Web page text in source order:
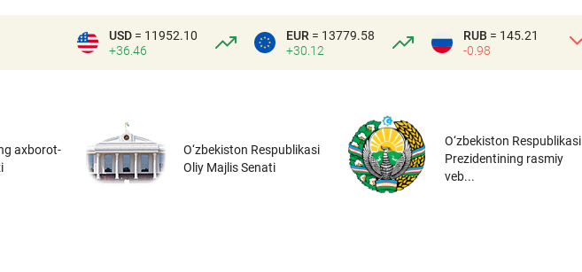
USD = 11952.10
+36.46
EUR = 13779.58
+30.12
RUB = 145.21
-0.98
axborot-
O‘zbekiston Respublikasi
Oliy Majlis Senati
O‘zbekiston Respublikasi
Prezidentining rasmiy
veb...